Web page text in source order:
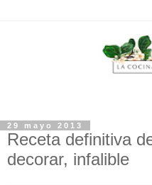
29 mayo 2013
Receta definitiva
decorar, infalible